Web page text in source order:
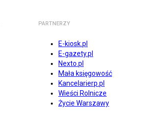
PARTNERZY
E-kiosk.pl
E-gazety.pl
Nexto.pl
Mała księgowość
Kancelarierp.pl
Wieści Rolnicze
Życie Warszawy